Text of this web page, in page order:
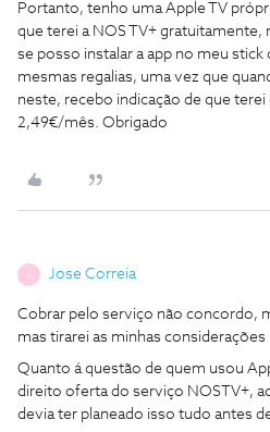
Portanto, tenho uma Apple TV
que terei a NOS TV+ gratuitamente,
se posso instalar a app no meu stick
mesmas regalias, uma vez que
neste, recebo indicação de que
2,49€/mês. Obrigado
J Jose Correia
Cobrar pelo serviço não concordo,
mas tirarei as minhas
Quanto á questão de quem usou
direito oferta do serviço NOSTV+,
devia ter planeado isso tudo antes